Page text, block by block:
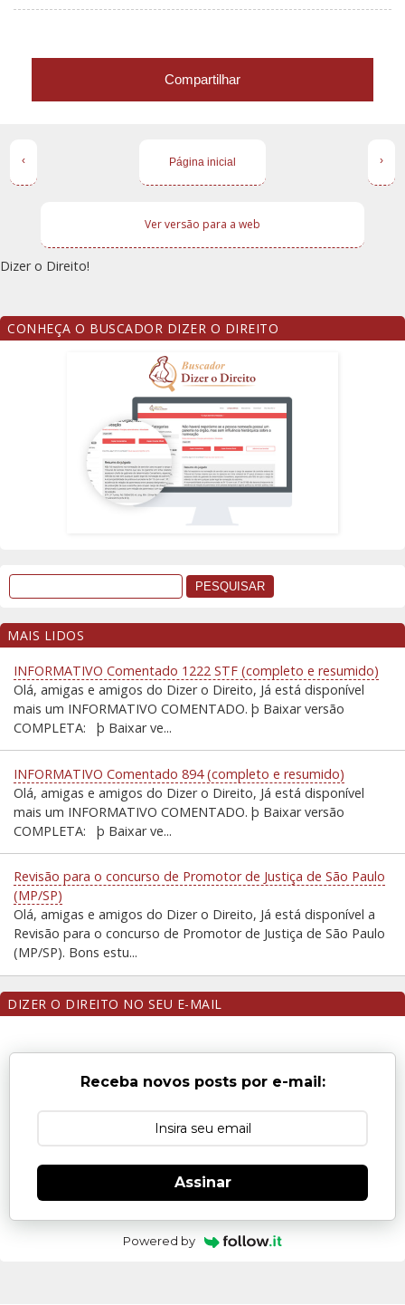
Compartilhar
‹ ›
Página inicial
Ver versão para a web
Dizer o Direito!
CONHEÇA O BUSCADOR DIZER O DIREITO
MAIS LIDOS
INFORMATIVO Comentado 1222 STF (completo e resumido)
Olá, amigas e amigos do Dizer o Direito, Já está disponível
mais um INFORMATIVO COMENTADO. þ Baixar versão
COMPLETA: þ Baixar ve...
INFORMATIVO Comentado 894 (completo e resumido)
Olá, amigas e amigos do Dizer o Direito, Já está disponível
mais um INFORMATIVO COMENTADO. þ Baixar versão
COMPLETA: þ Baixar ve...
Revisão para o concurso de Promotor de Justiça de São Paulo
(MP/SP)
Olá, amigas e amigos do Dizer o Direito, Já está disponível a
Revisão para o concurso de Promotor de Justiça de São Paulo
(MP/SP). Bons estu...
DIZER O DIREITO NO SEU E-MAIL
Receba novos posts por e-mail:
Assinar
Powered by